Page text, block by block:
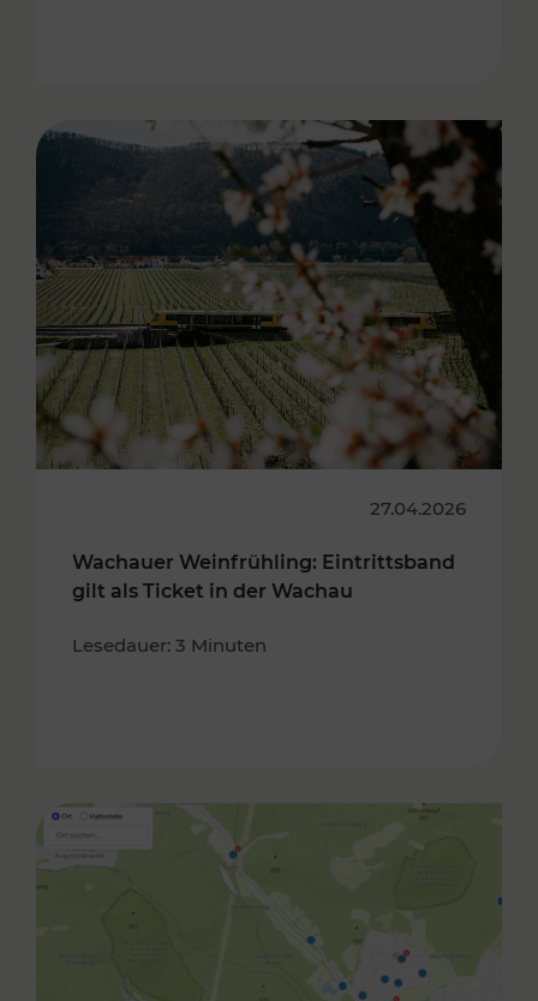
27.04.2026
Wachauer Weinfrühling: Eintrittsband
gilt als Ticket in der Wachau
Lesedauer: 3 Minuten